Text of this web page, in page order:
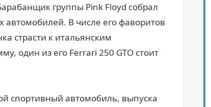
группы Pink Floyd собрал
автомобилей. В числе его фаворитов
страсти к итальянским
один из его Ferrari 250 GTO стоит
спортивный автомобиль, выпуска